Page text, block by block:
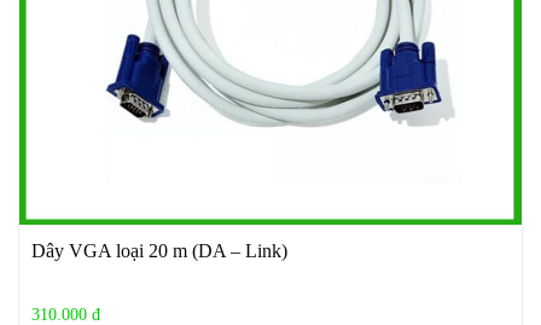
Dây VGA loại 20 m (DA – Link)
310.000 đ